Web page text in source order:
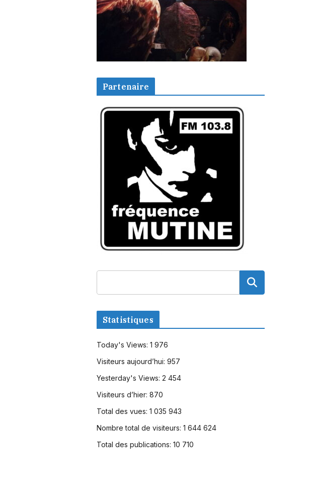
Partenaire
Statistiques
Today's Views: 1 976
Visiteurs aujourd’hui: 957
Yesterday's Views: 2 454
Visiteurs d’hier: 870
Total des vues: 1 035 943
Nombre total de visiteurs: 1 644 624
Total des publications: 10 710